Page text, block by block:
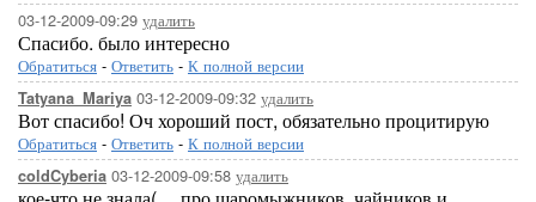
03-12-2009-09:29 удалить
Спасибо. было интересно
Обратиться - Ответить - К полной версии
Tatyana_Mariya 03-12-2009-09:32 удалить
Вот спасибо! Оч хороший пост, обязательно процитирую
Обратиться - Ответить - К полной версии
coldCyberia 03-12-2009-09:58 удалить